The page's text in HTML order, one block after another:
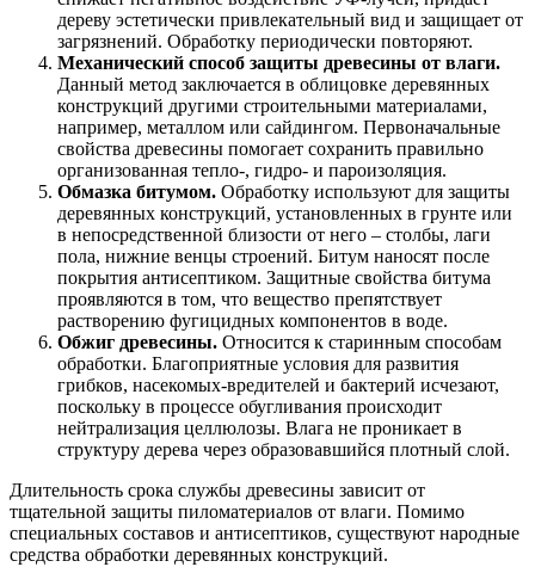
дереву эстетически привлекательный вид и защищает от
загрязнений. Обработку периодически повторяют.
Механический способ защиты древесины от влаги.
Данный метод заключается в облицовке деревянных
конструкций другими строительными материалами,
например, металлом или сайдингом. Первоначальные
свойства древесины помогает сохранить правильно
организованная тепло-, гидро- и пароизоляция.
Обмазка битумом. Обработку используют для защиты
деревянных конструкций, установленных в грунте или
в непосредственной близости от него – столбы, лаги
пола, нижние венцы строений. Битум наносят после
покрытия антисептиком. Защитные свойства битума
проявляются в том, что вещество препятствует
растворению фугицидных компонентов в воде.
Обжиг древесины. Относится к старинным способам
обработки. Благоприятные условия для развития
грибков, насекомых-вредителей и бактерий исчезают,
поскольку в процессе обугливания происходит
нейтрализация целлюлозы. Влага не проникает в
структуру дерева через образовавшийся плотный слой.
Длительность срока службы древесины зависит от
тщательной защиты пиломатериалов от влаги. Помимо
специальных составов и антисептиков, существуют народные
средства обработки деревянных конструкций.